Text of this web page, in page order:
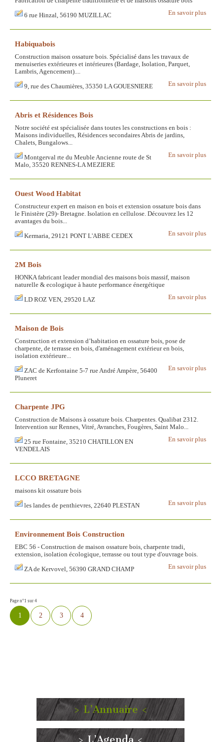
En savoir plus
6 rue Hinzal, 56190 MUZILLAC
Habiquabois
Construction maison ossature bois. Spécialisé dans les travaux de
menuiseries extérieures et intérieures (Bardage, Isolation, Parquet,
Lambris, Agencement)....
En savoir plus
9, rue des Chaumières, 35350 LA GOUESNIERE
Abris et Résidences Bois
Notre société est spécialisée dans toutes les constructions en bois :
Maisons individuelles, Résidences secondaires Abris de jardins,
Chalets, Bungalows...
En savoir plus
Montgerval rte du Meuble Ancienne route de St
Malo, 35520 RENNES-LA MEZIERE
Ouest Wood Habitat
Constructeur expert en maison en bois et extension ossature bois dans
le Finistère (29)- Bretagne. Isolation en cellulose. Découvrez les 12
avantages du bois...
En savoir plus
Kermaria, 29121 PONT L'ABBE CEDEX
2M Bois
HONKA fabricant leader mondial des maisons bois massif, maison
naturelle & ecologique à haute performance énergétique
En savoir plus
LD ROZ VEN, 29520 LAZ
Maison de Bois
Construction et extension d’habitation en ossature bois, pose de
charpente, de terrasse en bois, d'aménagement extérieur en bois,
isolation extérieure...
En savoir plus
ZAC de Kerfontaine 5-7 rue André Ampère, 56400
Pluneret
Charpente JPG
Construction de Maisons à ossature bois. Charpentes. Qualibat 2312.
Intervention sur Rennes, Vitré, Avranches, Fougères, Saint Malo...
En savoir plus
25 rue Fontaine, 35210 CHATILLON EN
VENDELAIS
LCCO BRETAGNE
maisons kit ossature bois
En savoir plus
les landes de penthievres, 22640 PLESTAN
Environnement Bois Construction
EBC 56 - Construction de maison ossature bois, charpente tradi,
extension, isolation écologique, terrasse ou tout type d'ouvrage bois.
En savoir plus
ZA de Kervovel, 56390 GRAND CHAMP
Page n°1 sur 4
1 2 3 4
> L’Annuaire <
> L’Agenda <